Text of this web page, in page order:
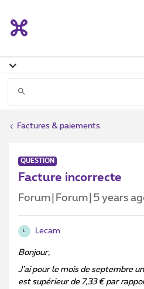
Factures & paiements
QUESTION
Facture incorrecte
Forum|Forum|5 years
L Lecam
Bonjour,
J’ai pour le mois de septembre
est supérieur de 7,33 € par